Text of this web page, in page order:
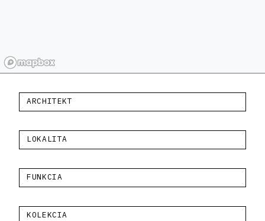
ARCHITEKT
LOKALITA
FUNKCIA
KOLEKCIA